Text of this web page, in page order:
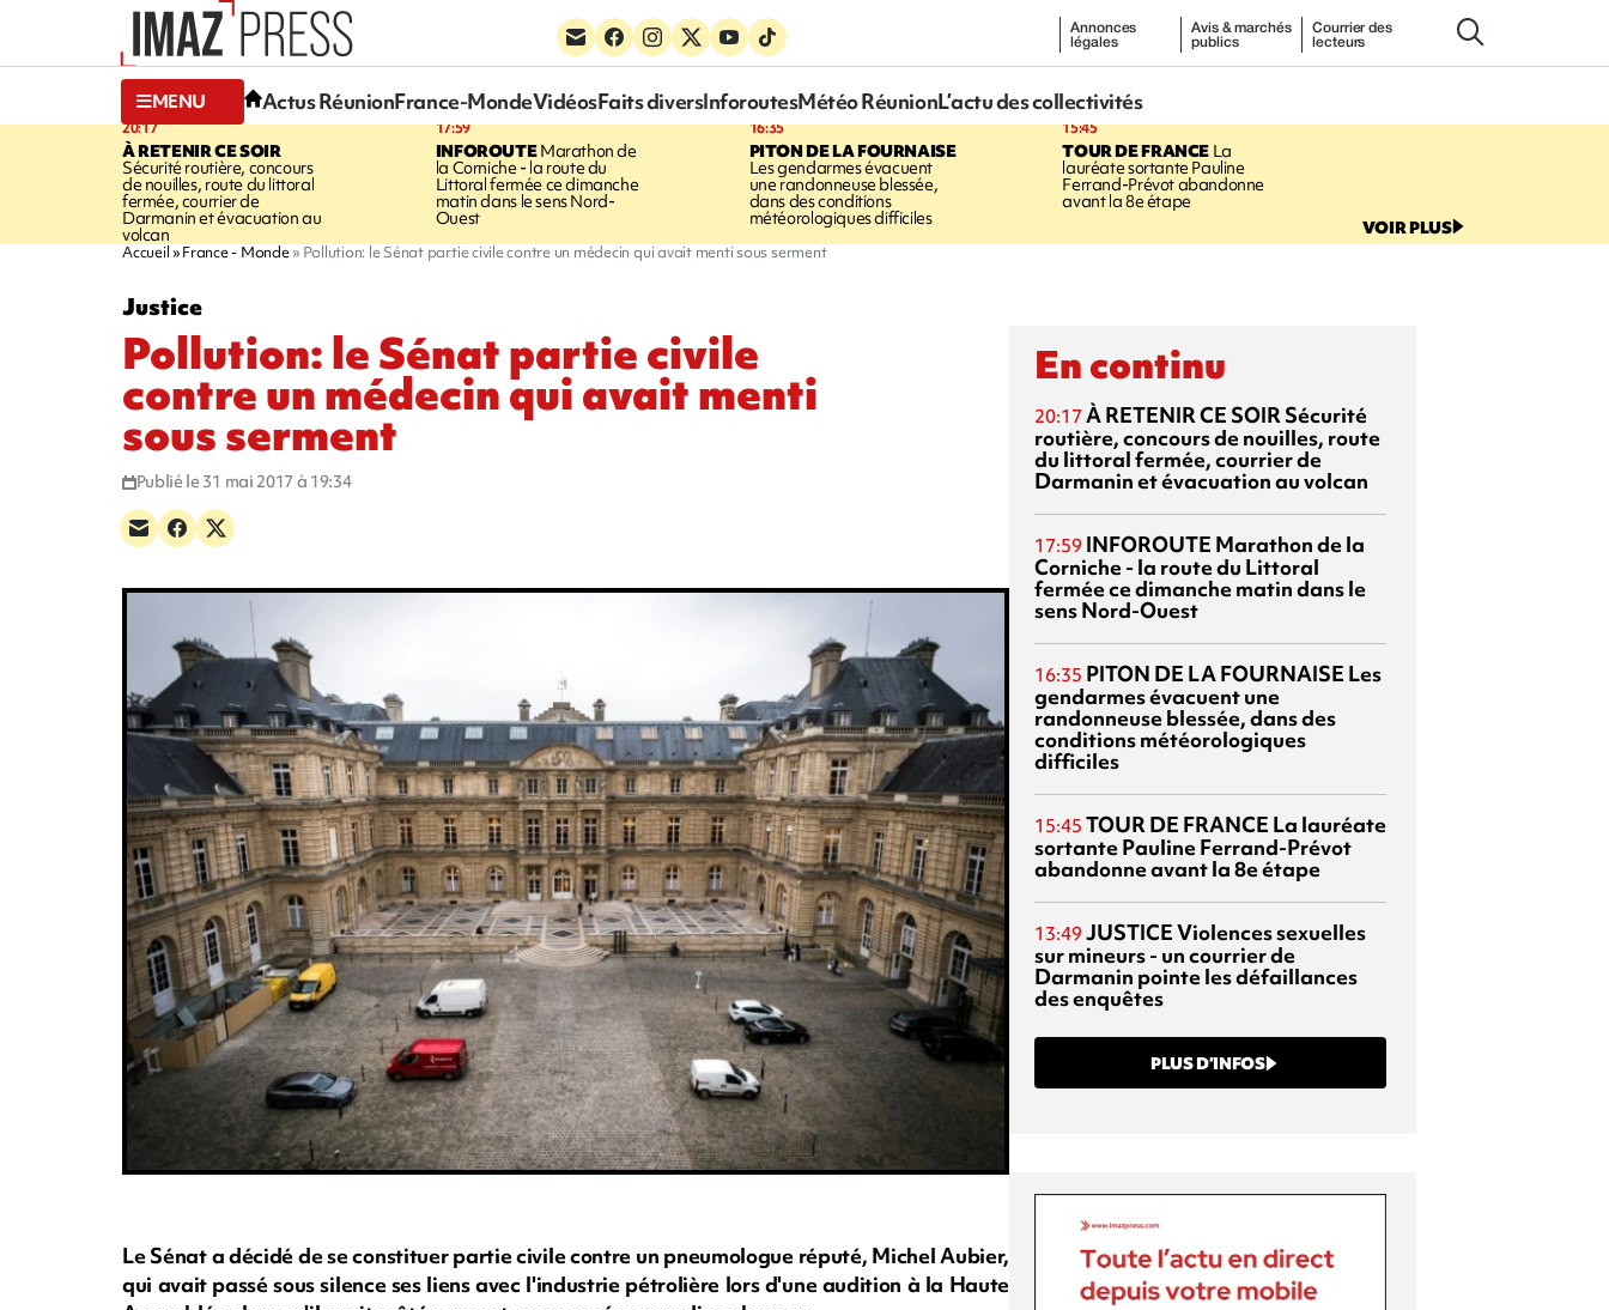
Annonces
légales
Avis & marchés
publics
Courrier des
lecteurs
MENU Actus RéunionFrance-MondeVidéosFaits diversInforoutesMétéo RéunionL’actu des collectivités
20:17
À RETENIR CE SOIR
Sécurité routière, concours
de nouilles, route du littoral
fermée, courrier de
Darmanin et évacuation au
volcan
17:59
INFOROUTEMarathon de
la Corniche - la route du
Littoral fermée ce dimanche
matin dans le sens Nord-
Ouest
16:35
PITON DE LA FOURNAISE
Les gendarmes évacuent
une randonneuse blessée,
dans des conditions
météorologiques difficiles
15:45
TOUR DE FRANCELa
lauréate sortante Pauline
Ferrand-Prévot abandonne
avant la 8e étape
VOIR PLUS
Accueil France - Monde Pollution: le Sénat partie civile contre un médecin qui avait menti sous serment
Justice
Pollution: le Sénat partie civile
contre un médecin qui avait menti
sous serment
Publié le 31 mai 2017 à 19:34
Le Sénat a décidé de se constituer partie civile contre un pneumologue réputé, Michel Aubier,
qui avait passé sous silence ses liens avec l'industrie pétrolière lors d'une audition à la Haute
En continu
20:17 À RETENIR CE SOIR Sécurité
routière, concours de nouilles, route
du littoral fermée, courrier de
Darmanin et évacuation au volcan
17:59 INFOROUTE Marathon de la
Corniche - la route du Littoral
fermée ce dimanche matin dans le
sens Nord-Ouest
16:35 PITON DE LA FOURNAISE Les
gendarmes évacuent une
randonneuse blessée, dans des
conditions météorologiques
difficiles
15:45 TOUR DE FRANCE La lauréate
sortante Pauline Ferrand-Prévot
abandonne avant la 8e étape
13:49 JUSTICEViolences sexuelles
sur mineurs - un courrier de
Darmanin pointe les défaillances
des enquêtes
PLUS D’INFOS